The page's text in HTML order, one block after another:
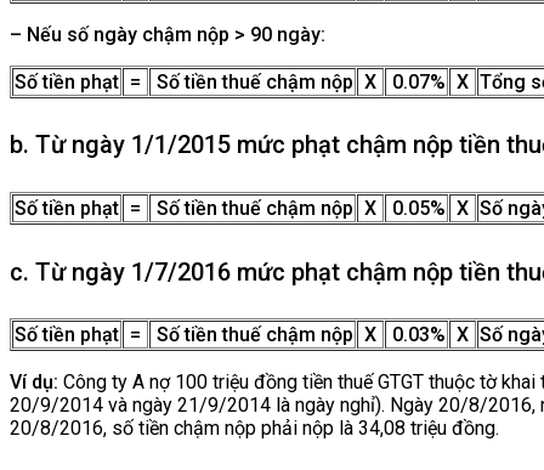
– Nếu số ngày chậm nộp > 90 ngày:
Số tiền phạt = Số tiền thuế chậm nộp X 0.07% X Tổng
b. Từ ngày 1/1/2015 mức phạt chậm nộp tiền
Số tiền phạt = Số tiền thuế chậm nộp X 0.05% X Số
c. Từ ngày 1/7/2016 mức phạt chậm nộp tiền
Số tiền phạt = Số tiền thuế chậm nộp X 0.03% X Số
Ví dụ: Công ty A nợ 100 triệu đồng tiền thuế GTGT thuộc tờ
20/9/2014 và ngày 21/9/2014 là ngày nghỉ). Ngày 20/8/2016,
20/8/2016, số tiền chậm nộp phải nộp là 34,08 triệu đồng.